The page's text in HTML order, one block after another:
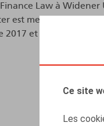
Ce site
Les
Law à
est membre de
2017 et a rejoint